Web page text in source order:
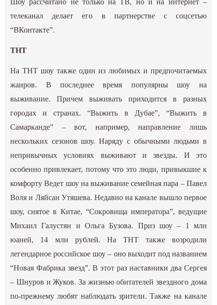
телеканал делает его в партнерстве с соцсетью
“ВКонтакте”.
ТНТ
На ТНТ шоу также один из любимых и предпочитаемых
жанров. В последнее время популярны шоу на
выживание. Причем выживать приходится в разных
городах и странах. “Выжить в Дубае”, “Выжить в
Самарканде” – вот, например, направление лишь
нескольких сезонов шоу. Наряду с обычными людьми в
непривычных условиях выживают и звезды. И это
особенно привлекает, потому что это люди, привыкшие к
комфорту Ведет шоу на выживание семейная пара – Павел
Воля и Ляйсан Утяшева. Недавно на канале вышло первое
шоу, снятое в Китае, “Сокровища императора”, ведущие
Михаил Галустян и Ольга Бузова. Приз шоу – 1 млн
юаней, 14 млн рублей. На ТНТ также возродили
легендарное российское шоу – оно выходит под названием
“Новая Фабрика звезд”. В этот раз наставники два Сергея
– Шнуров и Жуков. За жизнью обитателей звездного дома
по-прежнему любят наблюдать зрители. Также на канале